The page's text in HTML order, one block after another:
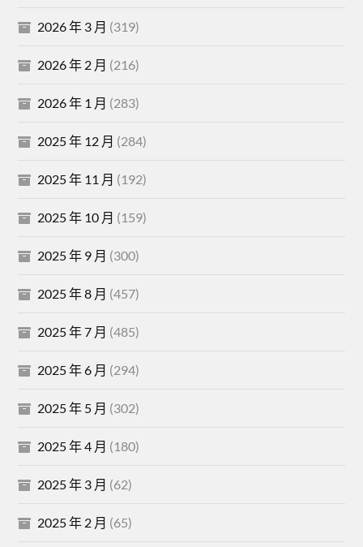
2026 年 3 月 (319)
2026 年 2 月 (216)
2026 年 1 月 (283)
2025 年 12 月 (284)
2025 年 11 月 (192)
2025 年 10 月 (159)
2025 年 9 月 (300)
2025 年 8 月 (457)
2025 年 7 月 (485)
2025 年 6 月 (294)
2025 年 5 月 (302)
2025 年 4 月 (180)
2025 年 3 月 (62)
2025 年 2 月 (65)